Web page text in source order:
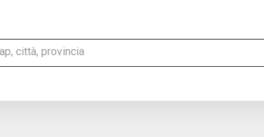
città, provincia